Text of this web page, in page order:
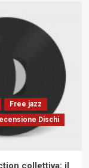
Free jazz
Dischi
collettiva: il